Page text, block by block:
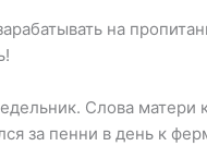
на
Слова матери
за пенни в день к